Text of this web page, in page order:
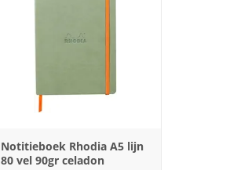
Notitieboek Rhodia A5 lijn
80 vel 90gr celadon